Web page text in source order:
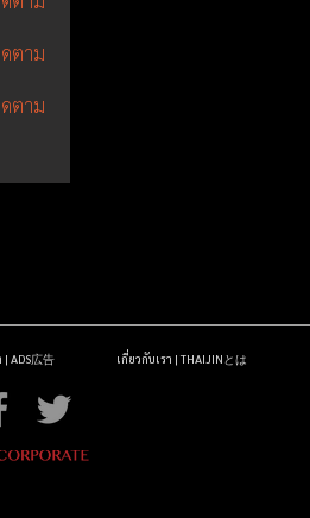
ตาม
ตาม
ADS広告 เกี่ยวกับเรา | THAIJINとは